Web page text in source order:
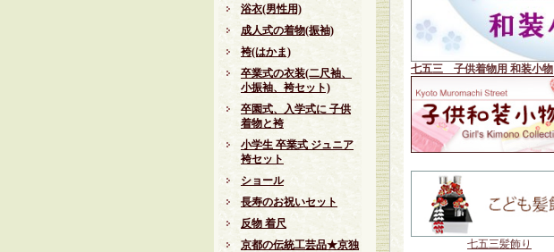
浴衣(男性用)
成人式の着物(振袖)
袴(はかま)
卒業式の衣装(二尺袖、
小振袖、袴セット)
卒園式、入学式に 子供
着物と袴
小学生 卒業式 ジュニア
袴セット
ショール
長寿のお祝いセット
反物 着尺
京都の伝統工芸品★京独
七五三 子供着物用 和装小物
七五三髪飾り